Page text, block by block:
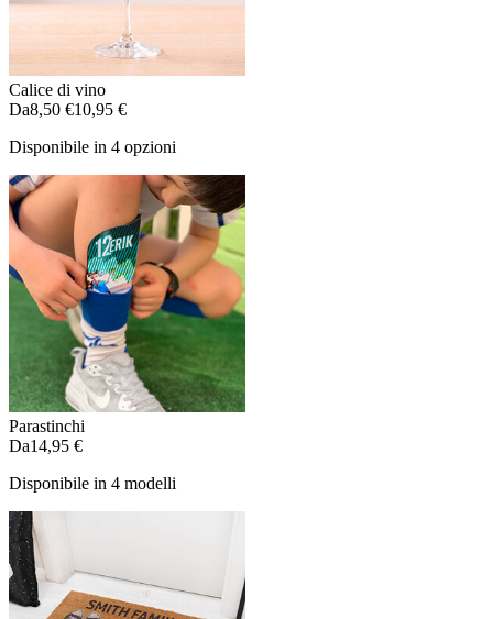
Calice di vino
Da8,50 €10,95 €
Disponibile in 4 opzioni
Parastinchi
Da14,95 €
Disponibile in 4 modelli